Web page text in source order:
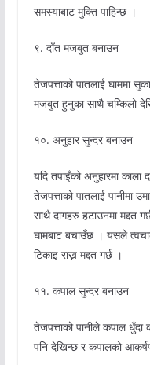
समस्याबाट मुक्ति पाहिन्छ ।
९. दाँत मजबुत बनाउन
तेजपत्ताको पातलाई घाममा
मजबुत हुनुका साथै चम्किलो
१०. अनुहार सुन्दर बनाउन
यदि तपाइँको अनुहारमा
तेजपत्ताको पातलाई पानीमा
साथै दागहरु हटाउनमा मद्दत
घामबाट बचाउँछ । यसले
टिकाइ राख्न मद्दत गर्छ ।
११. कपाल सुन्दर बनाउन
तेजपत्ताको पानीले कपाल
पनि देखिन्छ र कपालको